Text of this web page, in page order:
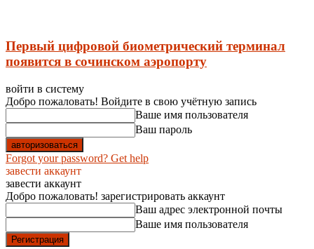
Первый цифровой биометрический терминал
появится в сочинском аэропорту
войти в систему
Добро пожаловать! Войдите в свою учётную запись
Ваше имя пользователя
Ваш пароль
Forgot your password? Get help
завести аккаунт
завести аккаунт
Добро пожаловать! зарегистрировать аккаунт
Ваш адрес электронной почты
Ваше имя пользователя